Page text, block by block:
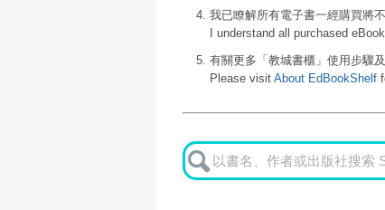
我已瞭解所有電子書一經購買將
I understand all purchased
有關更多「教城書櫃」使用步驟
Please visit About EdBookShelf